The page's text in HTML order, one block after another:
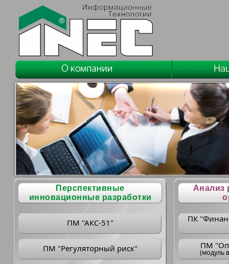
Перспективные
инновационные разработки
ПМ "АКС-51"
ПМ "Регуляторный риск"
Анализ
ПК
ПM
(модуль